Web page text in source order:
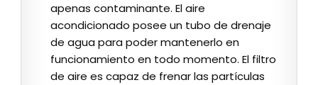
apenas contaminante. El aire
acondicionado posee un tubo de drenaje
de agua para poder mantenerlo en
funcionamiento en todo momento. El filtro
de aire es capaz de frenar las partículas